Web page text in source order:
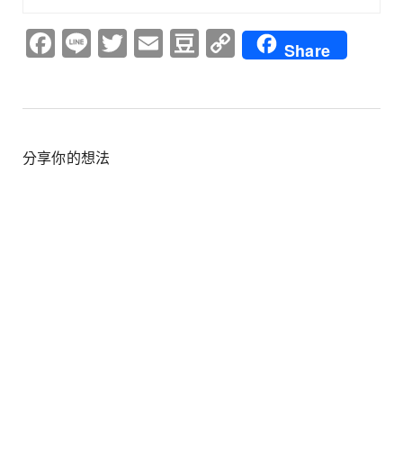
Facebook
LineTwitter
EmailDouban
CopyShare
分享你的想法